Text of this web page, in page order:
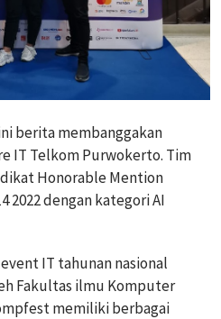
berita membanggakan
IT Telkom Purwokerto. Tim
Honorable Mention
2022 dengan kategori AI
IT tahunan nasional
Fakultas ilmu Komputer
memiliki berbagai